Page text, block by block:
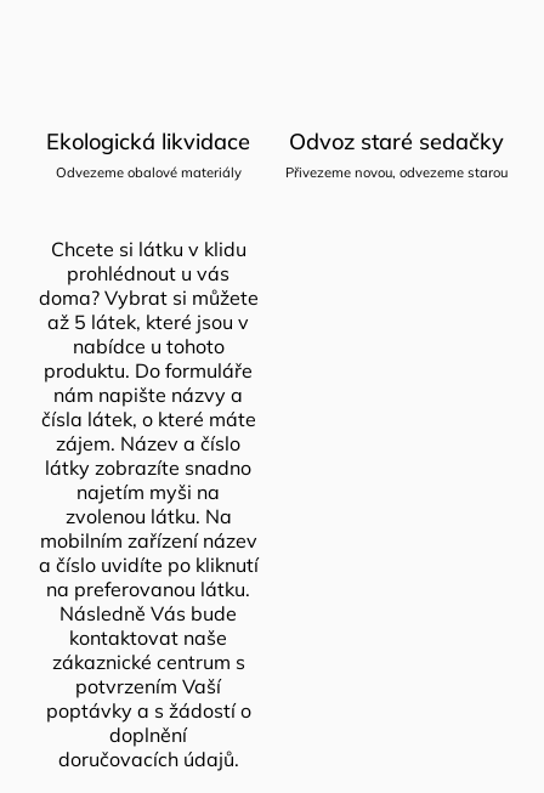
Ekologická likvidace
Odvezeme obalové materiály
Odvoz staré sedačky
Přivezeme novou, odvezeme starou
Chcete si látku v klidu
prohlédnout u vás
doma? Vybrat si můžete
až 5 látek, které jsou v
nabídce u tohoto
produktu. Do formuláře
nám napište názvy a
čísla látek, o které máte
zájem. Název a číslo
látky zobrazíte snadno
najetím myši na
zvolenou látku. Na
mobilním zařízení název
a číslo uvidíte po kliknutí
na preferovanou látku.
Následně Vás bude
kontaktovat naše
zákaznické centrum s
potvrzením Vaší
poptávky a s žádostí o
doplnění
doručovacích údajů.